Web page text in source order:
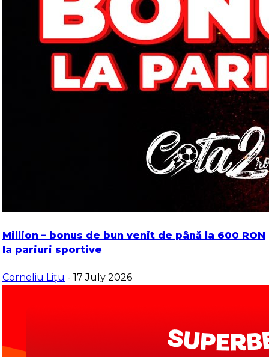
Million – bonus de bun venit de până la 600 RON
la pariuri sportive
Corneliu Lițu - 17 July 2026